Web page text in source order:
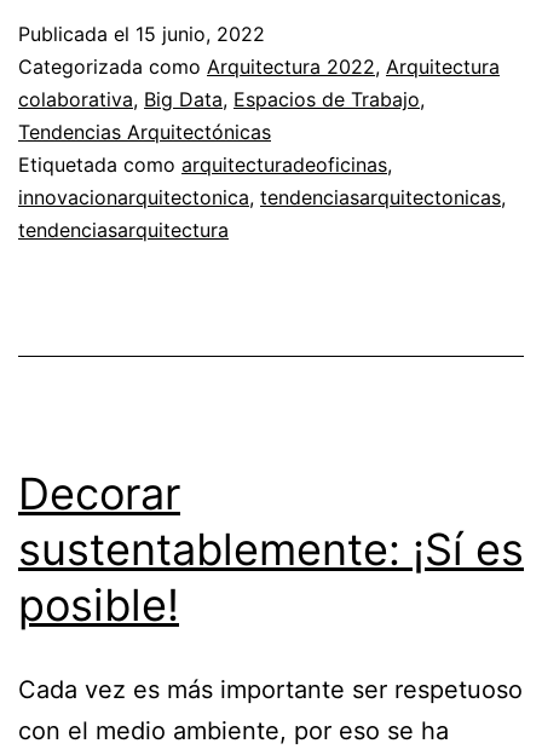
en
la
de
Publicada el 15 junio, 2022
Categorizada como Arquitectura 2022, Arquitectura
colaborativa, Big Data, Espacios de Trabajo,
Tendencias Arquitectónicas
Etiquetada como arquitecturadeoficinas,
innovacionarquitectonica, tendenciasarquitectonicas,
tendenciasarquitectura
Decorar
sustentablemente: ¡Sí es
posible!
Cada vez es más importante ser respetuoso
con el medio ambiente, por eso se ha